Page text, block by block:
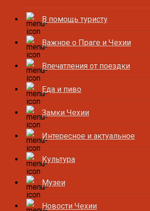
В помощь туристу
Важное о Праге и Чехии
Впечатления от поездки
Еда и пиво
Замки Чехии
Интересное и актуальное
Культура
Музеи
Новости Чехии